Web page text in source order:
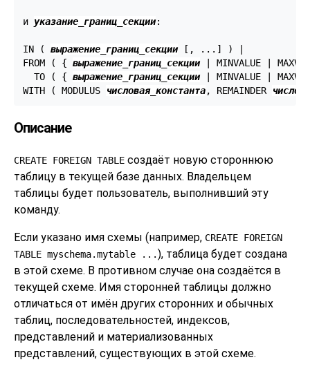
и указание_границ_секции:
IN ( выражение_границ_секции [, ...] ) |
FROM ( { выражение_границ_секции | MINVALUE |
  TO ( {
выражение_границ_секции | MINVALUE |
WITH ( MODULUS
числовая_константа, REMAINDER
Описание
CREATE FOREIGN TABLE создаёт новую стороннюю
таблицу в текущей базе данных. Владельцем
таблицы будет пользователь, выполнивший эту
команду.
Если указано имя схемы (например, CREATE FOREIGN
TABLE myschema.mytable ...), таблица будет создана
в этой схеме. В противном случае она создаётся в
текущей схеме. Имя сторонней таблицы должно
отличаться от имён других сторонних и обычных
таблиц, последовательностей, индексов,
представлений и материализованных
представлений, существующих в этой схеме.